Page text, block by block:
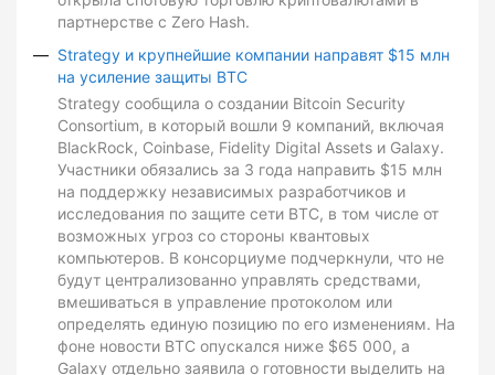
партнерстве с Zero Hash.
Strategy и крупнейшие компании направят $15 млн
на усиление защиты BTC
Strategy сообщила о создании Bitcoin Security
Consortium, в который вошли 9 компаний, включая
BlackRock, Coinbase, Fidelity Digital Assets и Galaxy.
Участники обязались за 3 года направить $15 млн
на поддержку независимых разработчиков и
исследования по защите сети BTC, в том числе от
возможных угроз со стороны квантовых
компьютеров. В консорциуме подчеркнули, что не
будут централизованно управлять средствами,
вмешиваться в управление протоколом или
определять единую позицию по его изменениям. На
фоне новости BTC опускался ниже $65 000, а
Galaxy отдельно заявила о готовности выделить на